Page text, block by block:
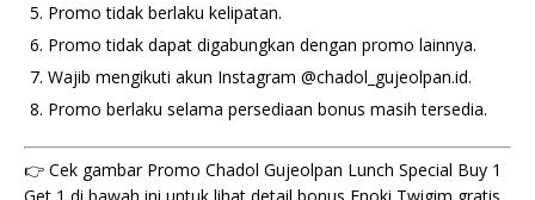
Promo tidak berlaku kelipatan.
Promo tidak dapat digabungkan dengan promo lainnya.
Wajib mengikuti akun Instagram @chadol_gujeolpan.id.
Promo berlaku selama persediaan bonus masih tersedia.
👉 Cek gambar Promo Chadol Gujeolpan Lunch Special Buy 1